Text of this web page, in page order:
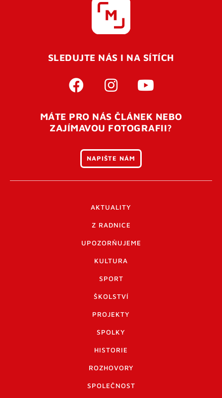
SLEDUJTE NÁS I NA SÍTÍCH
MÁTE PRO NÁS ČLÁNEK NEBO
ZAJÍMAVOU FOTOGRAFII?
NAPIŠTE NÁM
AKTUALITY
Z RADNICE
UPOZORŇUJEME
KULTURA
SPORT
ŠKOLSTVÍ
PROJEKTY
SPOLKY
HISTORIE
ROZHOVORY
SPOLEČNOST